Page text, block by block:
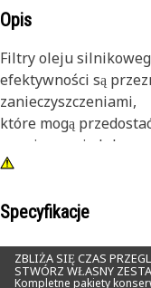
Opis
Filtry oleju
efektywności są
zanieczyszczeniami,
które mogą
serwisowania lub w
dostępne wraz z
standardowej
Choć wszystkie filtry
cząstki ścierne, wile
Specyfikacje
ZBLIŻA SIĘ CZAS
STWÓRZ WŁASNY
Kompletne pakiety